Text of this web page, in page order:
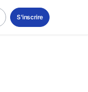
S'inscrire